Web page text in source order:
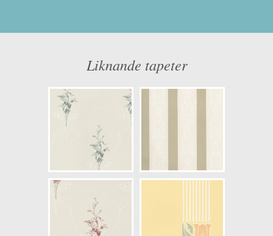
Längd x Bredd: 10,05 x 0,53
Artikelnummer: 4831-4
NCS Bottenkulör: S0603-Y20R
Färg: Vitaktig, Gul
Mönster: Randig, Prickig,
Medaljong
Cirkapris: 699,00 kr
(Kontakta din färghandlare för
Liknande tapeter